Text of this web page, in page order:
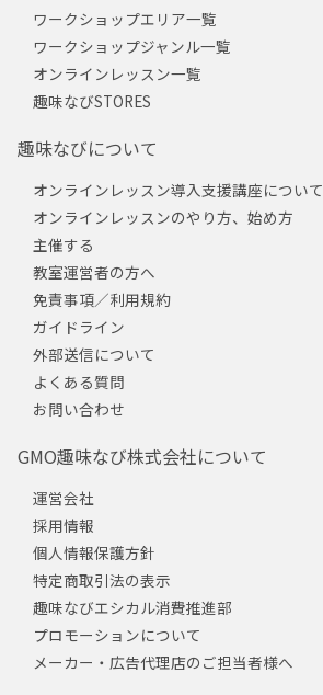
ワークショップエリア一覧
ワークショップジャンル一覧
オンラインレッスン一覧
趣味なびSTORES
趣味なびについて
オンラインレッスン導入支援講座について
オンラインレッスンのやり方、始め方
主催する
教室運営者の方へ
免責事項／利用規約
ガイドライン
外部送信について
よくある質問
お問い合わせ
GMO趣味なび株式会社について
運営会社
採用情報
個人情報保護方針
特定商取引法の表示
趣味なびエシカル消費推進部
プロモーションについて
メーカー・広告代理店のご担当者様へ